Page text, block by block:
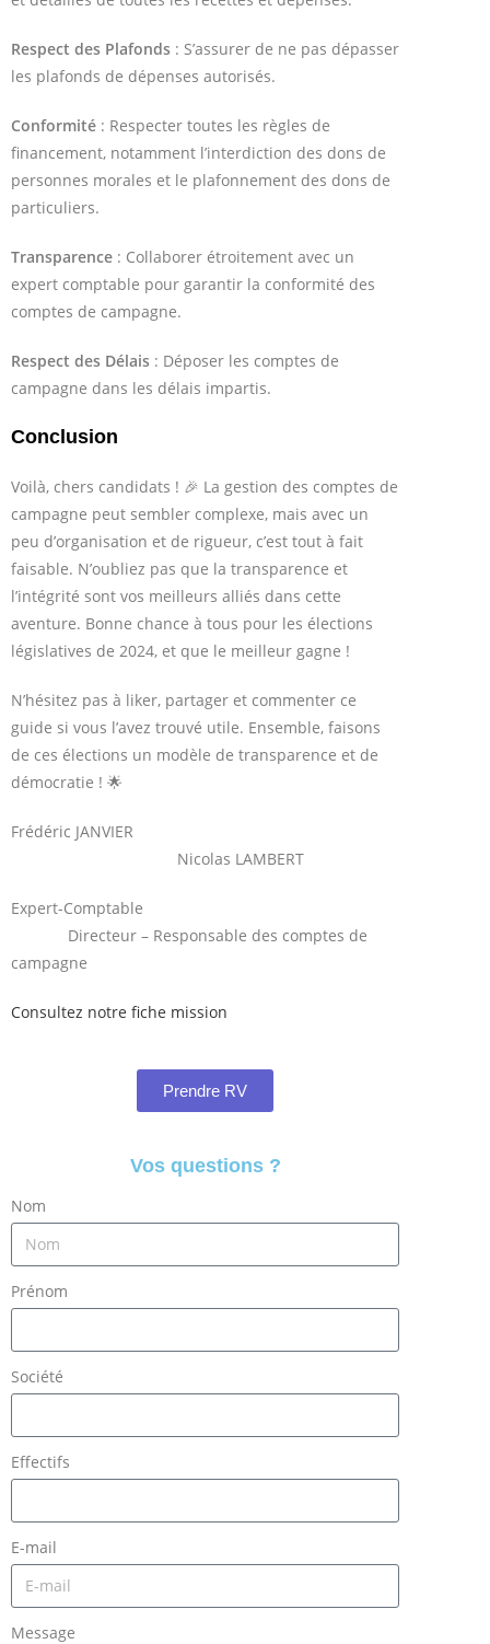
Respect des Plafonds : S’assurer de ne pas dépasser
les plafonds de dépenses autorisés.
Conformité : Respecter toutes les règles de
financement, notamment l’interdiction des dons de
personnes morales et le plafonnement des dons de
particuliers.
Transparence : Collaborer étroitement avec un
expert comptable pour garantir la conformité des
comptes de campagne.
Respect des Délais : Déposer les comptes de
campagne dans les délais impartis.
Conclusion
Voilà, chers candidats ! 🎉 La gestion des comptes de
campagne peut sembler complexe, mais avec un
peu d’organisation et de rigueur, c’est tout à fait
faisable. N’oubliez pas que la transparence et
l’intégrité sont vos meilleurs alliés dans cette
aventure. Bonne chance à tous pour les élections
législatives de 2024, et que le meilleur gagne !
N’hésitez pas à liker, partager et commenter ce
guide si vous l’avez trouvé utile. Ensemble, faisons
de ces élections un modèle de transparence et de
démocratie ! 🌟
Frédéric JANVIER
Nicolas LAMBERT
Expert-Comptable
Directeur – Responsable des comptes de
campagne
Consultez notre fiche mission
Prendre RV
Vos questions ?
Nom
Prénom
Société
Effectifs
E-mail
Message